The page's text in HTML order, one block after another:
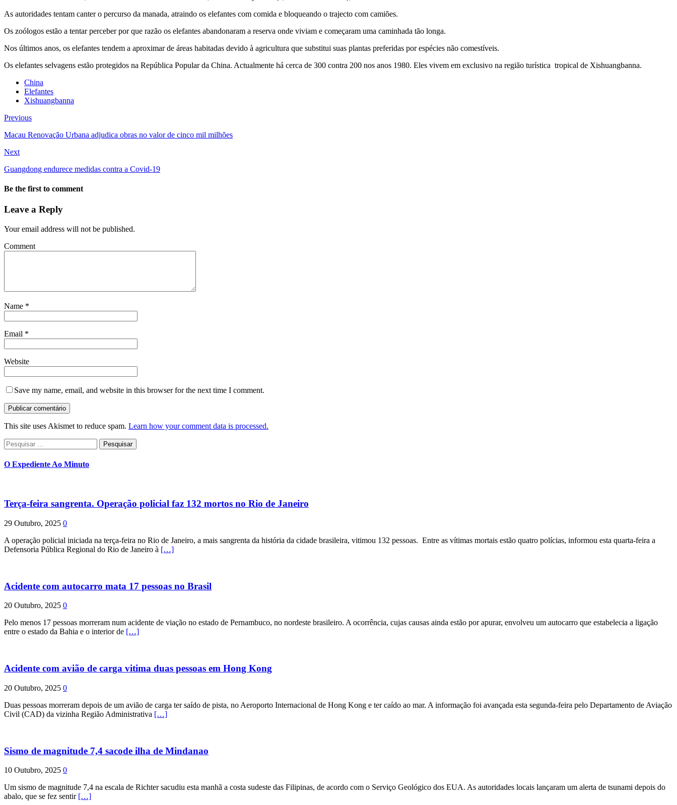
As autoridades tentam canter o percurso da manada, atraindo os elefantes com comida e bloqueando o trajecto com camiões.
Os zoólogos estão a tentar perceber por que razão os elefantes abandonaram a reserva onde viviam e começaram uma caminhada tão longa.
Nos últimos anos, os elefantes tendem a aproximar de áreas habitadas devido à agricultura que substitui suas plantas preferidas por espécies não comestíveis.
Os elefantes selvagens estão protegidos na República Popular da China. Actualmente há cerca de 300 contra 200 nos anos 1980. Eles vivem em exclusivo na região turística tropical de Xishuangbanna.
China
Elefantes
Xishuangbanna
Previous
Macau Renovação Urbana adjudica obras no valor de cinco mil milhões
Next
Guangdong endurece medidas contra a Covid-19
Be the first to comment
Leave a Reply
Your email address will not be published.
Comment
Name *
Email *
Website
Save my name, email, and website in this browser for the next time I comment.
This site uses Akismet to reduce spam. Learn how your comment data is processed.
Pesquisar
por:
O Expediente Ao Minuto
Terça-feira sangrenta. Operação policial faz 132 mortos no Rio de Janeiro
29 Outubro, 2025 0
A operação policial iniciada na terça-feira no Rio de Janeiro, a mais sangrenta da história da cidade brasileira, vitimou 132 pessoas. Entre as vítimas mortais estão quatro polícias, informou esta quarta-feira a
Defensoria Pública Regional do Rio de Janeiro à […]
Acidente com autocarro mata 17 pessoas no Brasil
20 Outubro, 2025 0
Pelo menos 17 pessoas morreram num acidente de viação no estado de Pernambuco, no nordeste brasileiro. A ocorrência, cujas causas ainda estão por apurar, envolveu um autocarro que estabelecia a ligação
entre o estado da Bahia e o interior de […]
Acidente com avião de carga vitima duas pessoas em Hong Kong
20 Outubro, 2025 0
Duas pessoas morreram depois de um avião de carga ter saído de pista, no Aeroporto Internacional de Hong Kong e ter caído ao mar. A informação foi avançada esta segunda-feira pelo Departamento de Aviação
Civil (CAD) da vizinha Região Administrativa […]
Sismo de magnitude 7,4 sacode ilha de Mindanao
10 Outubro, 2025 0
Um sismo de magnitude 7,4 na escala de Richter sacudiu esta manhã a costa sudeste das Filipinas, de acordo com o Serviço Geológico dos EUA. As autoridades locais lançaram um alerta de tsunami depois do
abalo, que se fez sentir […]